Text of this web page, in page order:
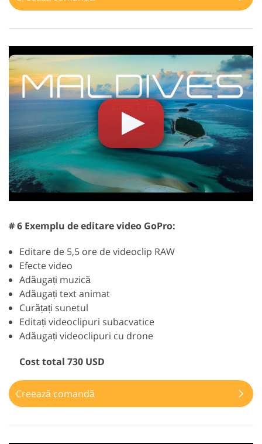
# 6 Exemplu de editare video GoPro:
Editare de 5,5 ore de videoclip RAW
Efecte video
Adăugați muzică
Adăugați text animat
Curățați sunetul
Editați videoclipuri subacvatice
Adăugați videoclipuri cu drone
Cost total 730 USD
Creează comandă